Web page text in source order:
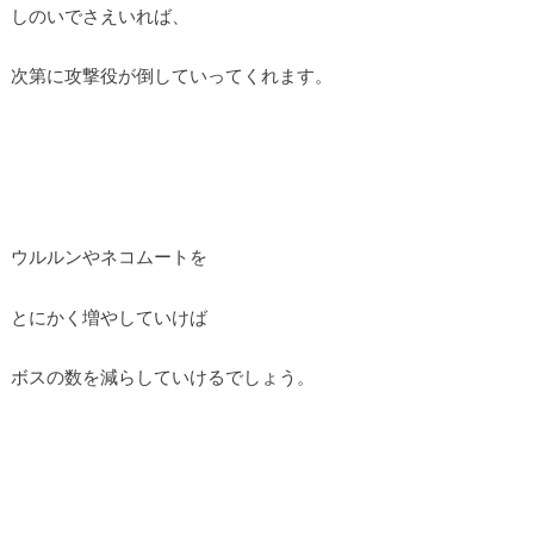
しのいでさえいれば、
次第に攻撃役が倒していってくれます。
ウルルンやネコムートを
とにかく増やしていけば
ボスの数を減らしていけるでしょう。